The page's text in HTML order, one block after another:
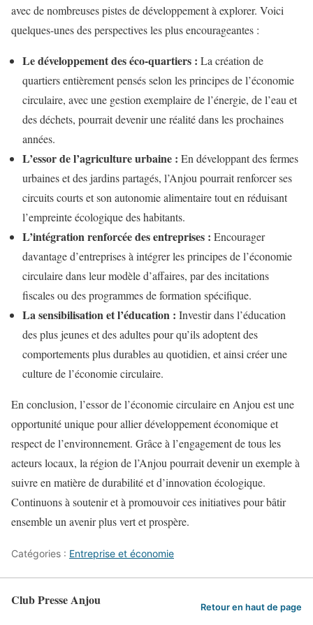
avec de nombreuses pistes de développement à explorer. Voici
quelques-unes des perspectives les plus encourageantes :
Le développement des éco-quartiers : La création de
quartiers entièrement pensés selon les principes de l’économie
circulaire, avec une gestion exemplaire de l’énergie, de l’eau et
des déchets, pourrait devenir une réalité dans les prochaines
années.
L’essor de l’agriculture urbaine : En développant des fermes
urbaines et des jardins partagés, l’Anjou pourrait renforcer ses
circuits courts et son autonomie alimentaire tout en réduisant
l’empreinte écologique des habitants.
L’intégration renforcée des entreprises : Encourager
davantage d’entreprises à intégrer les principes de l’économie
circulaire dans leur modèle d’affaires, par des incitations
fiscales ou des programmes de formation spécifique.
La sensibilisation et l’éducation : Investir dans l’éducation
des plus jeunes et des adultes pour qu’ils adoptent des
comportements plus durables au quotidien, et ainsi créer une
culture de l’économie circulaire.
En conclusion, l’essor de l’économie circulaire en Anjou est une
opportunité unique pour allier développement économique et
respect de l’environnement. Grâce à l’engagement de tous les
acteurs locaux, la région de l’Anjou pourrait devenir un exemple à
suivre en matière de durabilité et d’innovation écologique.
Continuons à soutenir et à promouvoir ces initiatives pour bâtir
ensemble un avenir plus vert et prospère.
Catégories : Entreprise et économie
Club Presse Anjou Retour en haut de page